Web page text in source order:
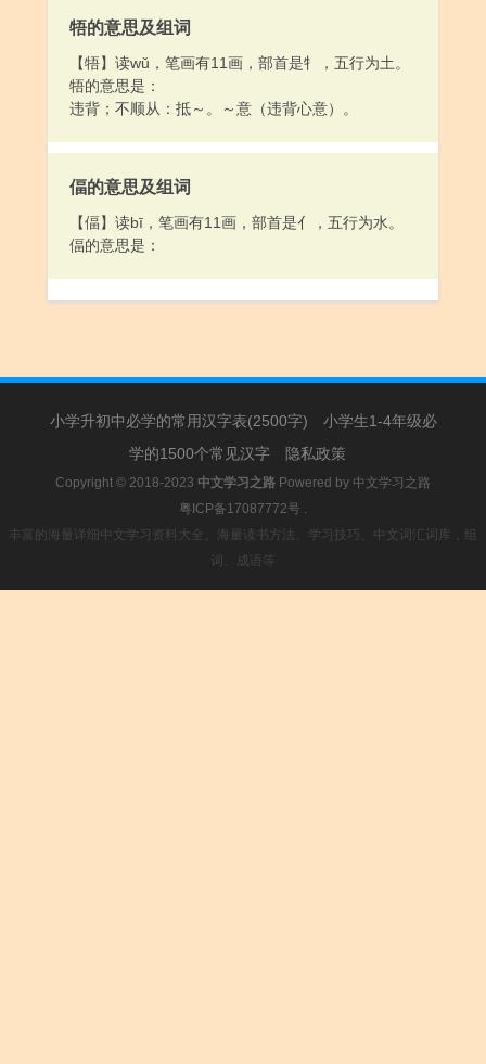
1.见〔佝偻病〕
2.〔偻㑩〕同“喽啰”
牾的意思及组词
【牾】读wǔ，笔画有11画，部首是牜，五行为土。
牾的意思是：
违背；不顺从：抵～。～意（违背心意）。
偪的意思及组词
【偪】读bī，笔画有11画，部首是亻，五行为水。
偪的意思是：
小学升初中必学的常用汉字表(2500字)
小学生1-4年级必
学的1500个常见汉字
隐私政策
Copyright © 2018-2023 中文学习之路 Powered by 中文学习之路
粤ICP备17087772号 .
丰富的海量详细中文学习资料大全。海量读书方法、学习技巧、中文词汇词库，组
词、成语等